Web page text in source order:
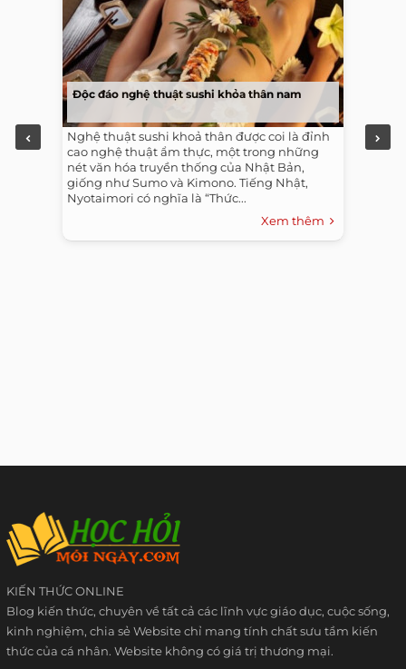
Độc đáo nghệ thuật sushi khỏa thân nam
Nghệ thuật sushi khoả thân được coi là đỉnh
cao nghệ thuật ẩm thực, một trong những
nét văn hóa truyền thống của Nhật Bản,
giống như Sumo và Kimono. Tiếng Nhật,
Nyotaimori có nghĩa là “Thức...
Xem thêm
KIẾN THỨC ONLINE
Blog kiến thức, chuyên về tất cả các lĩnh vực giáo dục, cuộc sống,
kinh nghiệm, chia sẻ Website chỉ mang tính chất sưu tầm kiến
thức của cá nhân. Website không có giá trị thương mại.